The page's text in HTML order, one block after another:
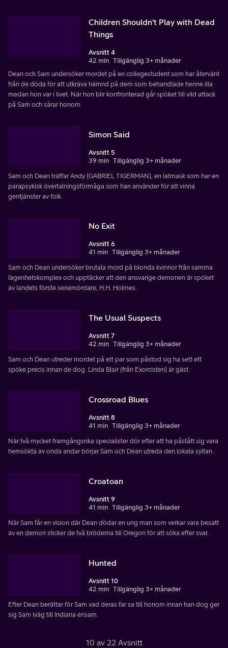
Children Shouldn't Play with Dead
Things
Avsnitt 4
42 min Tillgänglig 3+ månader
Dean och Sam undersöker mordet på en collegestudent som har återvänt
från de döda för att utkräva hämnd på dem som behandlade henne illa
medan hon var i livet. När hon blir konfronterad går spöket till vild attack
på Sam och sårar honom.
Simon Said
Avsnitt 5
39 min Tillgänglig 3+ månader
Sam och Dean träffar Andy (GABRIEL TIGERMAN), en latmask som har en
parapsykisk övertalningsförmåga som han använder för att vinna
gentjänster av folk.
No Exit
Avsnitt 6
41 min Tillgänglig 3+ månader
Sam och Dean undersöker brutala mord på blonda kvinnor från samma
lägenhetskomplex och upptäcker att den ansvarige demonen är spöket
av landets förste seriemördare, H.H. Holmes.
The Usual Suspects
Avsnitt 7
42 min Tillgänglig 3+ månader
Sam och Dean utreder mordet på ett par som påstod sig ha sett ett
spöke precis innan de dog. Linda Blair (från Exorcisten) är gäst.
Crossroad Blues
Avsnitt 8
41 min Tillgänglig 3+ månader
När två mycket framgångsrika specialister dör efter att ha påstått sig vara
hemsökta av onda andar börjar Sam och Dean utreda den lokala syltan.
Croatoan
Avsnitt 9
41 min Tillgänglig 3+ månader
När Sam får en vision där Dean dödar en ung man som verkar vara besatt
av en demon sticker de två bröderna till Oregon för att söka efter svar.
Hunted
Avsnitt 10
42 min Tillgänglig 3+ månader
Efter Dean berättar för Sam vad deras far sa till honom innan han dog ger
sig Sam iväg till Indiana ensam.
10 av 22 Avsnitt